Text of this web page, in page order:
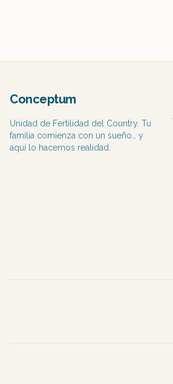
Conceptum
Unidad de Fertilidad del Country. Tu
familia comienza con un sueño… y
aquí lo hacemos realidad.